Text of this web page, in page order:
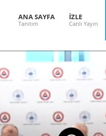
ANA SAYFA
Tanıtım
İZLE
Canlı Yayın